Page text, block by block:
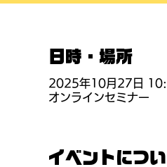
日時・場所
2025年10月27日
オンラインセミナー
イベントにつ